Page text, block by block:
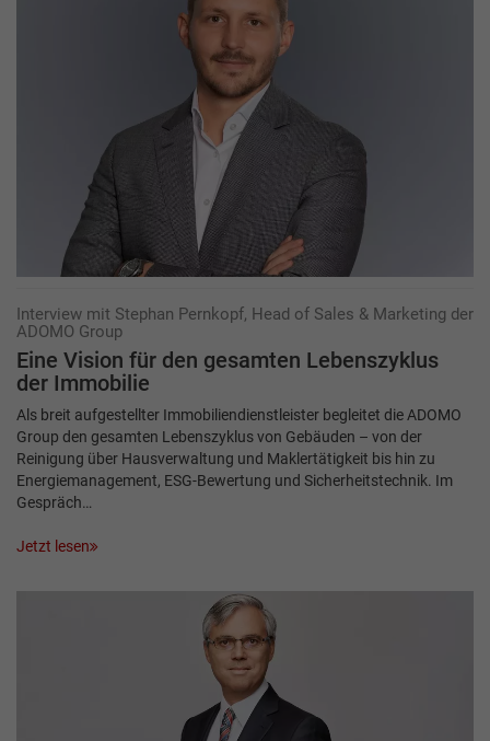
Interview mit Stephan Pernkopf, Head of Sales & Marketing der
ADOMO Group
Eine Vision für den gesamten Lebenszyklus
der Immobilie
Als breit aufgestellter Immobiliendienstleister begleitet die ADOMO
Group den gesamten Lebenszyklus von Gebäuden – von der
Reinigung über Hausverwaltung und Maklertätigkeit bis hin zu
Energiemanagement, ESG-Bewertung und Sicherheitstechnik. Im
Gespräch…
Jetzt lesen